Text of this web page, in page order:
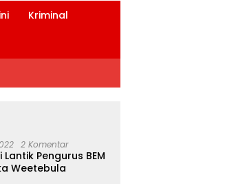
Kriminal
2 Komentar
Pengurus BEM
Weetebula